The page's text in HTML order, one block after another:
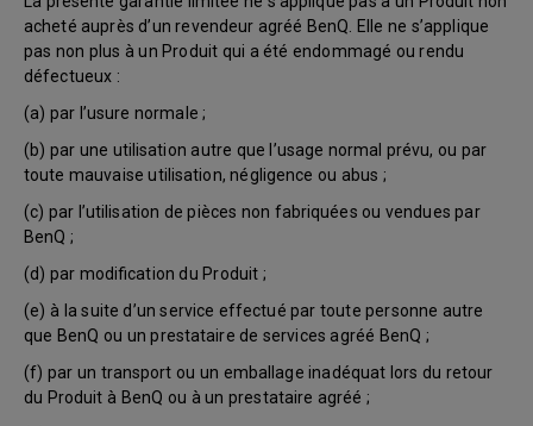
acheté auprès d’un revendeur agréé BenQ. Elle ne s’applique
pas non plus à un Produit qui a été endommagé ou rendu
défectueux :
(a) par l’usure normale ;
(b) par une utilisation autre que l’usage normal prévu, ou par
toute mauvaise utilisation, négligence ou abus ;
(c) par l’utilisation de pièces non fabriquées ou vendues par
BenQ ;
(d) par modification du Produit ;
(e) à la suite d’un service effectué par toute personne autre
que BenQ ou un prestataire de services agréé BenQ ;
(f) par un transport ou un emballage inadéquat lors du retour
du Produit à BenQ ou à un prestataire agréé ;